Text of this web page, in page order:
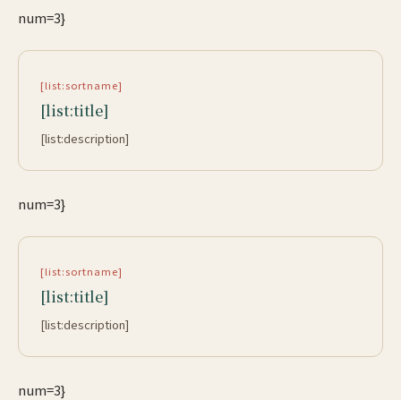
num=3}
[list:sortname]
[list:title]
[list:description]
num=3}
[list:sortname]
[list:title]
[list:description]
num=3}